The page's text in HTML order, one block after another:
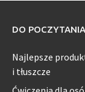
DO POCZYTANIA
Najlepsze
i tłuszcze